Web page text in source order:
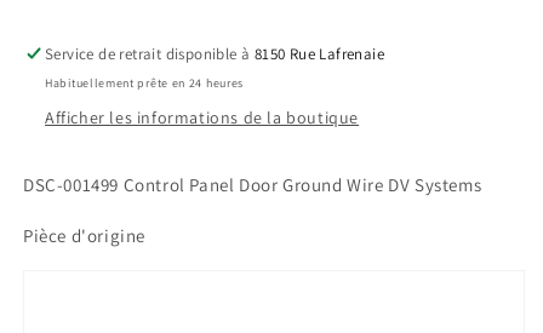
DV
SYSTEMS
DV
SYSTEMS
Service de retrait disponible à 8150 Rue Lafrenaie
Habituellement prête en 24 heures
Afficher les informations de la boutique
DSC-001499 Control Panel Door Ground Wire DV Systems
Pièce d'origine